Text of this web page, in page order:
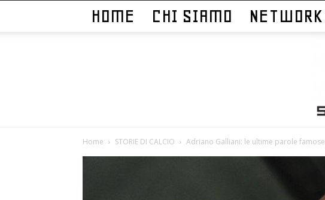
HOME CHI SIAMO NETWORK
Home STORIE DI CALCIO Adriano Galliani: le ultime parole famose